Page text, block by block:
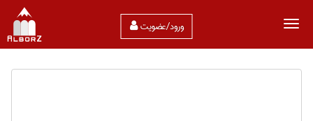
ورود/عضویت